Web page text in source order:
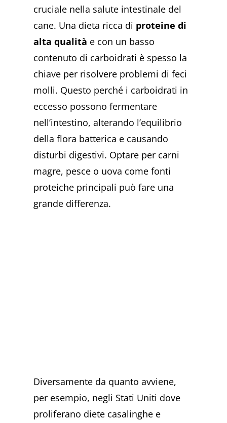
cruciale nella salute intestinale del
cane. Una dieta ricca di proteine di
alta qualità e con un basso
contenuto di carboidrati è spesso la
chiave per risolvere problemi di feci
molli. Questo perché i carboidrati in
eccesso possono fermentare
nell’intestino, alterando l’equilibrio
della flora batterica e causando
disturbi digestivi. Optare per carni
magre, pesce o uova come fonti
proteiche principali può fare una
grande differenza.
Diversamente da quanto avviene,
per esempio, negli Stati Uniti dove
proliferano diete casalinghe e